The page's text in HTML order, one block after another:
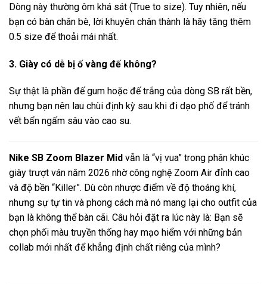
Dòng này thường ôm khá sát (True to size). Tuy nhiên, nếu
bạn có bàn chân bè, lời khuyên chân thành là hãy tăng thêm
0.5 size để thoải mái nhất.
3. Giày có dễ bị ố vàng đế không?
Sự thật là phần đế gum hoặc đế trắng của dòng SB rất bền,
nhưng bạn nên lau chùi định kỳ sau khi đi dạo phố để tránh
vết bẩn ngấm sâu vào cao su.
Nike SB Zoom Blazer Mid vẫn là “vị vua” trong phân khúc
giày trượt ván năm 2026 nhờ công nghệ Zoom Air đỉnh cao
và độ bền “Killer”. Dù còn nhược điểm về độ thoáng khí,
nhưng sự tự tin và phong cách mà nó mang lại cho outfit của
bạn là không thể bàn cãi. Câu hỏi đặt ra lúc này là: Bạn sẽ
chọn phối màu truyền thống hay mạo hiểm với những bản
collab mới nhất để khẳng định chất riêng của mình?